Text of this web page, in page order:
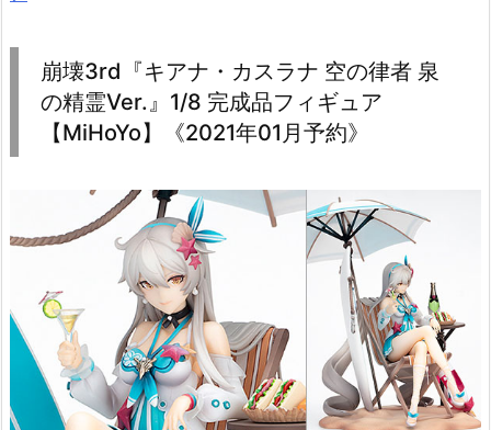
崩壊3rd『キアナ・カスラナ 空の律者 泉
の精霊Ver.』1/8 完成品フィギュア
【MiHoYo】《2021年01月予約》